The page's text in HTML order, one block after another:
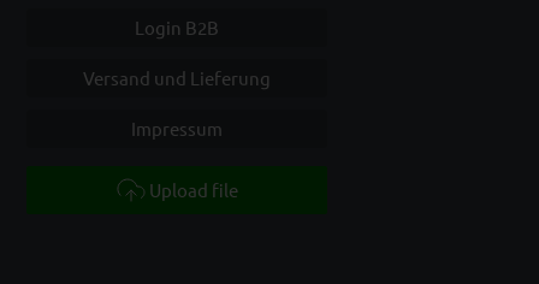
Login B2B
Versand und Lieferung
Impressum
Upload file